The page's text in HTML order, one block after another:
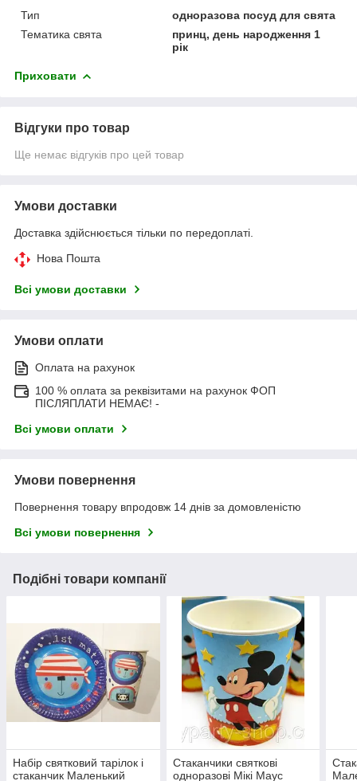
Тип
одноразова посуд для свята
Тематика свята
принц, день народження 1
рік
Приховати
Відгуки про товар
Ще немає відгуків про цей товар
Умови доставки
Доставка здійснюється тільки по передоплаті.
Нова Пошта
Всі умови доставки
Умови оплати
Оплата на рахунок
100 % оплата за реквізитами на рахунок ФОП
ПІСЛЯПЛАТИ НЕМАЄ! -
Всі умови оплати
Умови повернення
Повернення товару впродовж 14 днів за домовленістю
Всі умови повернення
Подібні товари компанії
Набір святковий тарілок і
стаканчик Маленький
Стаканчики святкові
одноразові Мікі Маус